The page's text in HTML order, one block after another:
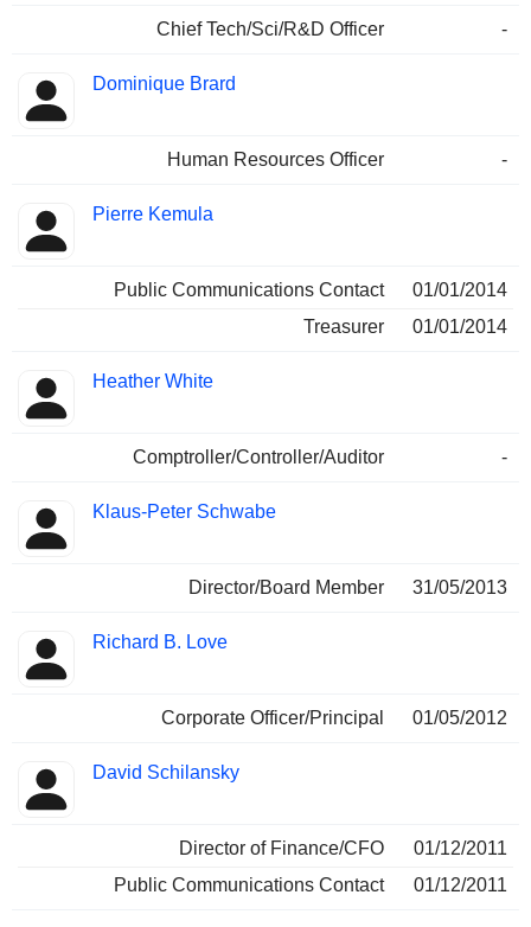
Chief Tech/Sci/R&D Officer -
Dominique Brard
Human Resources Officer -
Pierre Kemula
Public Communications Contact
01/01/2014
Treasurer
01/01/2014
Heather White
Comptroller/Controller/Auditor -
Klaus-Peter Schwabe
Director/Board Member 31/05/2013
Richard B. Love
Corporate Officer/Principal 01/05/2012
David Schilansky
Director of Finance/CFO
01/12/2011
Public Communications Contact
01/12/2011